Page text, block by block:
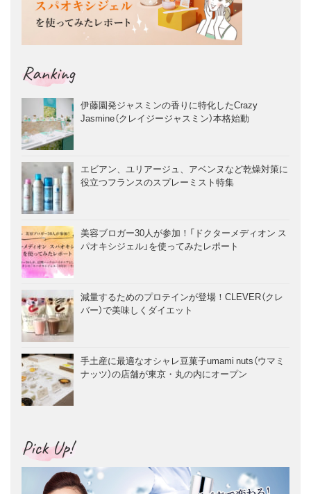
Ranking
伊藤園発ジャスミンの香りに特化したCrazy
Jasmine（クレイジージャスミン）本格始動
エビアン、ユリアージュ、アベンヌなど乾燥対策に
役立つフランスのスプレーミスト特集
美容ブロガー30人が参加！「ドクターメディオン ス
パオキシジェル」を使ってみたレポート
減量するためのプロテインが登場！CLEVER（クレ
バー）で美味しくダイエット
手土産に最適なオシャレ豆菓子umami nuts（ウマミ
ナッツ）の店舗が東京・丸の内にオープン
Pick Up!